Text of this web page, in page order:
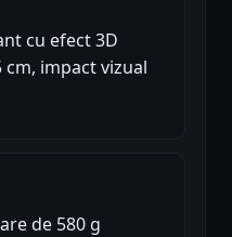
cu efect 3D
impact vizual
de 580 g